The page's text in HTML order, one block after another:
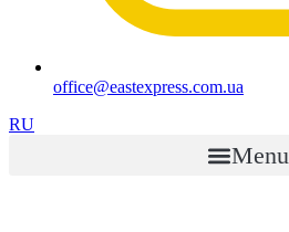
office@eastexpress.com.ua
RU
Menu